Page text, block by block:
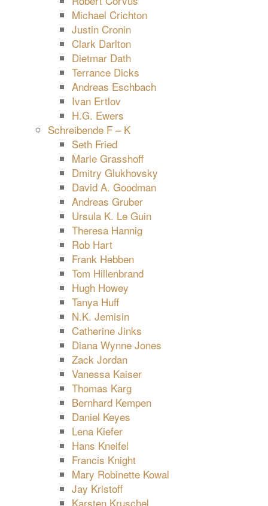
Michael Crichton
Justin Cronin
Clark Darlton
Dietmar Dath
Terrance Dicks
Andreas Eschbach
Ivan Ertlov
H.G. Ewers
Schreibende F – K
Seth Fried
Marie Grasshoff
Dmitry Glukhovsky
David A. Goodman
Andreas Gruber
Ursula K. Le Guin
Theresa Hannig
Rob Hart
Frank Hebben
Tom Hillenbrand
Hugh Howey
Tanya Huff
N.K. Jemisin
Catherine Jinks
Diana Wynne Jones
Zack Jordan
Vanessa Kaiser
Thomas Karg
Bernhard Kempen
Daniel Keyes
Lena Kiefer
Hans Kneifel
Francis Knight
Mary Robinette Kowal
Jay Kristoff
Karsten Kruschel